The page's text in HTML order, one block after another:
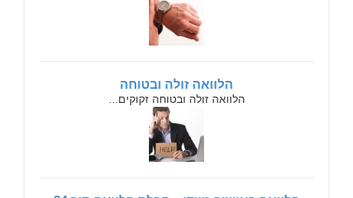
הלוואה זולה ובטוחה
הלוואה זולה ובטוחה זקוקים...